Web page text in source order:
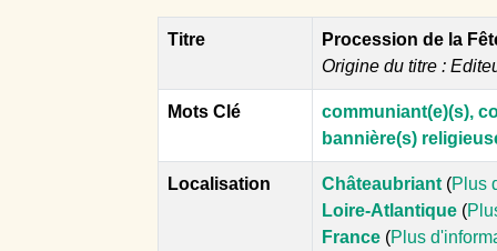
Titre
Procession de la
Origine du titre :
Mots Clé
communiant(e)(s),
bannière(s)
Localisation Châteaubriant (Plus
Loire-Atlantique (
France (Plus